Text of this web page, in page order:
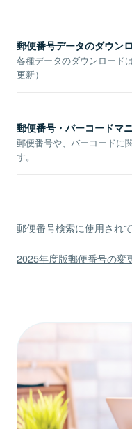
郵便番号データのダウン
各種データのダウンロード
更新）
郵便番号・バーコードマ
郵便番号や、バーコードに
す。
郵便番号検索に使用され
2025年度版郵便番号の変